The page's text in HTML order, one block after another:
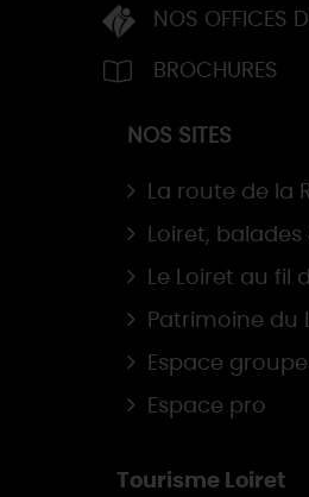
NOS OFFICES
BROCHURES
NOS SITES
La route de la
Loiret,
Le Loiret au fil
Patrimoine du
Espace
Espace pro
Tourisme Loiret